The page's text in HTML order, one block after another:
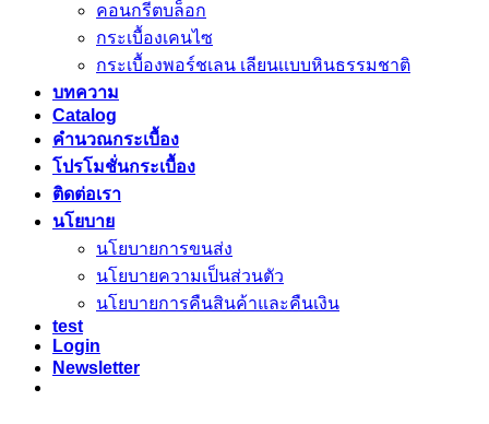
คอนกรีตบล็อก
กระเบื้องเคนไซ
กระเบื้องพอร์ชเลน เลียนเเบบหินธรรมชาติ
บทความ
Catalog
คำนวณกระเบื้อง
โปรโมชั่นกระเบื้อง
ติดต่อเรา
นโยบาย
นโยบายการขนส่ง
นโยบายความเป็นส่วนตัว
นโยบายการคืนสินค้าและคืนเงิน
test
Login
Newsletter